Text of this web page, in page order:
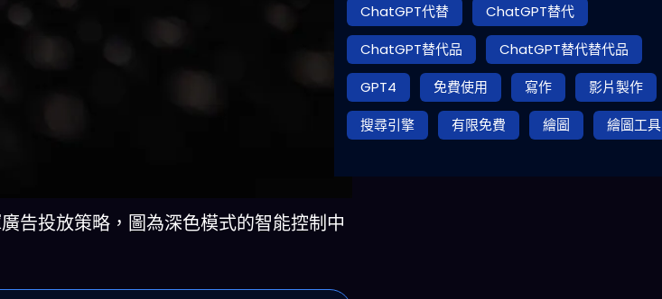
告投放策略，圖為深色模式的智能控制中
ChatGPT代替
ChatGPT替代
ChatGPT替代品
ChatGPT替代替代品
GPT4
免費使用 寫作
影片製作
搜尋引擎
有限免費 繪圖 繪圖工具